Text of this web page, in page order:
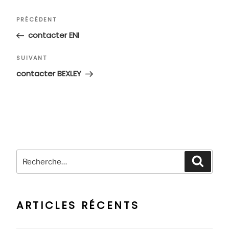
Navigation
l’article
Article
précédent
PRÉCÉDENT
contacter ENI
Article
suivant
SUIVANT
contacter BEXLEY
pour
ARTICLES RÉCENTS